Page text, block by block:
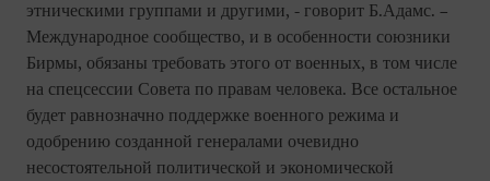
этническими группами и другими, - говорит Б.Адамс. –
Международное сообщество, и в особенности союзники
Бирмы, обязаны требовать этого от военных, в том числе
на спецсессии Совета по правам человека. Все остальное
будет равнозначно поддержке военного режима и
одобрению созданной генералами очевидно
несостоятельной политической и экономической